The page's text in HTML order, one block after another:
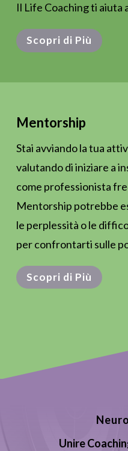
Il Life Coaching ti aiuta
Scopri di Più
Mentorship
Stai avviando la tua
valutando di iniziare a
come professionista
Mentorship potrebbe
le perplessità o le
per confrontarti sulle
Scopri di Più
Unire